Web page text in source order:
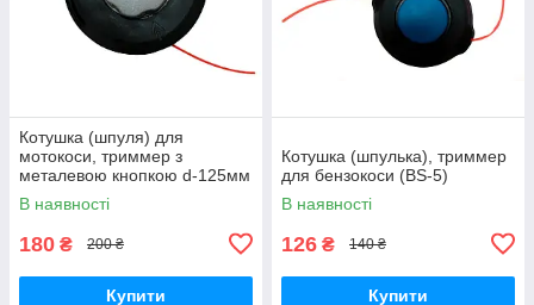
Котушка (шпуля) для
мотокоси, триммер з
металевою кнопкою d-125мм
В наявності
180 ₴ 200 ₴
Купити
Котушка (шпулька), триммер
для бензокоси (BS-5)
В наявності
126 ₴ 140 ₴
Купити